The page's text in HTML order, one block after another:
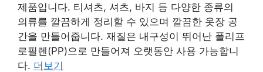
제품입니다. 티셔츠, 셔츠, 바지 등 다양한 종류의
의류를 깔끔하게 정리할 수 있으며 깔끔한 옷장 공
간을 만들어줍니다. 재질은 내구성이 뛰어난 폴리프
로필렌(PP)으로 만들어져 오랫동안 사용 가능합니
다. 더보기